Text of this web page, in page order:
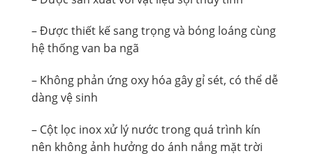
– Được thiết kế sang trọng và bóng loáng cùng
hệ thống van ba ngã
– Không phản ứng oxy hóa gây gỉ sét, có thể dễ
dàng vệ sinh
– Cột lọc inox xử lý nước trong quá trình kín
nên không ảnh hưởng do ánh nắng mặt trời